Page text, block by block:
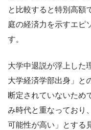
と比較すると特別高額
庭の経済力を示すエピ
す。
大学中退説が浮上した
大学経済学部出身」と
断定されていないため
み時代と重なっており
可能性が高い」とする